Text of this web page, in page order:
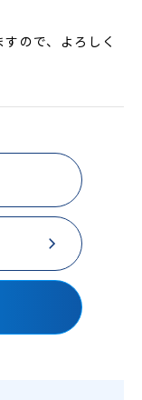
ので、よろしく